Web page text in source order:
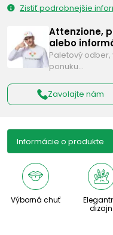
Zistiť podrobnejšie
Attenzione,
alebo
Paletový
ponuku…
Zavolajte nám
Informácie o produkte
Výborná chuť
dizajn